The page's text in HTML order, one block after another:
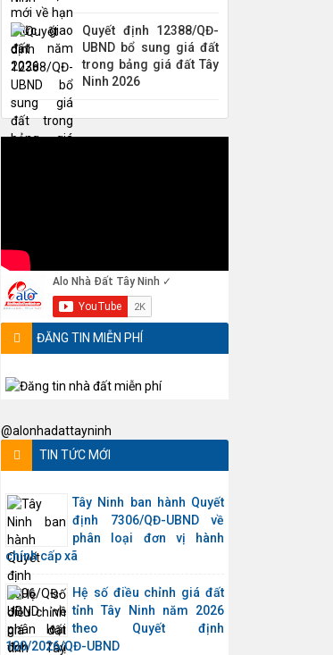
Quyết định 12388/QĐ-
UBND bổ sung giá đất
trong bảng giá đất Tây
Ninh 2026
ĐĂNG TIN MIỄN PHÍ
@alonhadattayninh
TIN TỨC MỚI
Tây Ninh ban hành Quyết
định 7306/QĐ-UBND về
phân loại đơn vị hành
chính cấp xã
Hệ số điều chỉnh giá đất
tỉnh Tây Ninh năm 2026
theo Quyết định
100/2026/QĐ-UBND